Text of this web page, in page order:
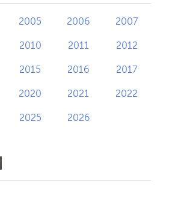
2005 2006 2007
2010 2011 2012
2015 2016 2017
2020 2021 2022
2025 2026